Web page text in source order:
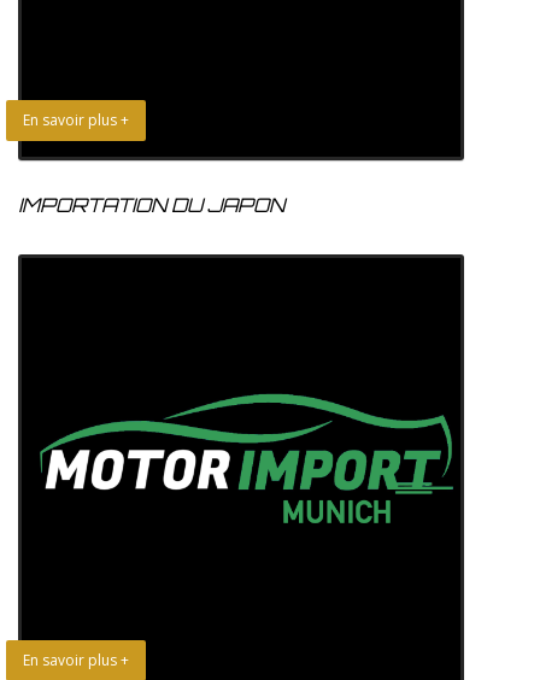
En savoir plus +
IMPORTATION DU JAPON
En savoir plus +